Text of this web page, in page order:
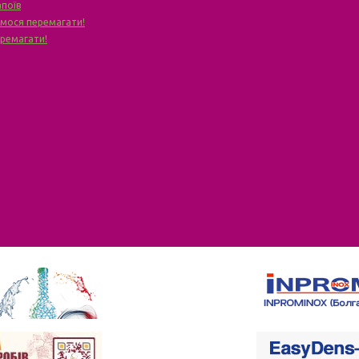
перемагати!